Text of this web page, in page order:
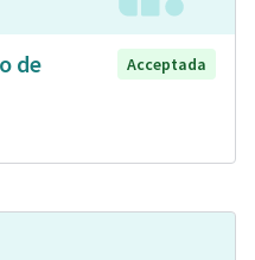
de
Acceptada